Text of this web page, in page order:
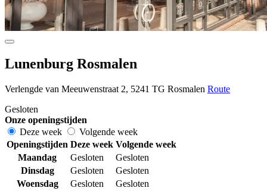
Lunenburg Rosmalen
Verlengde van Meeuwenstraat 2, 5241 TG Rosmalen Route
Gesloten
Onze openingstijden
Deze week
Volgende week
Openingstijden Deze week Volgende week
Maandag
Gesloten
Gesloten
Dinsdag
Gesloten
Gesloten
Woensdag
Gesloten
Gesloten